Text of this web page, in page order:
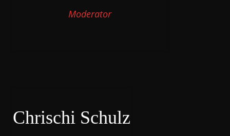
Moderator
Chrischi Schulz